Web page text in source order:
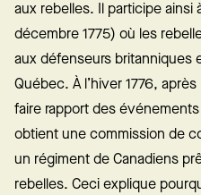
aux rebelles. Il participe ainsi
décembre 1775) où les
aux défenseurs britanniques
Québec. À l’hiver 1776,
faire rapport des
obtient une commission de
un régiment de Canadiens
rebelles. Ceci explique